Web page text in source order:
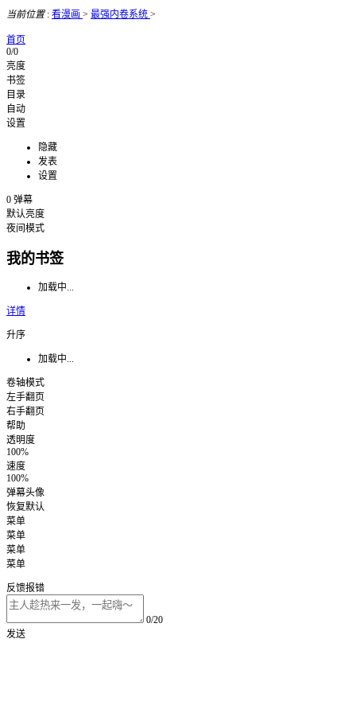
当前位置: 看漫画 > 最强内卷系统 >
首页
0/0
亮度
书签
目录
自动
设置
隐藏
发表
设置
0 弹幕
默认亮度
夜间模式
我的书签
加载中...
详情
升序
加载中...
卷轴模式
左手翻页
右手翻页
帮助
透明度
100%
速度
100%
弹幕头像
恢复默认
菜单
菜单
菜单
菜单
反馈报错
0/20
发送